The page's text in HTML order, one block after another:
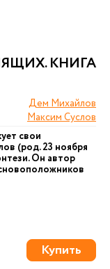
КНИГА
Дем Михайлов
Максим Суслов
свои
(род. 23 ноября
Он автор
Купить